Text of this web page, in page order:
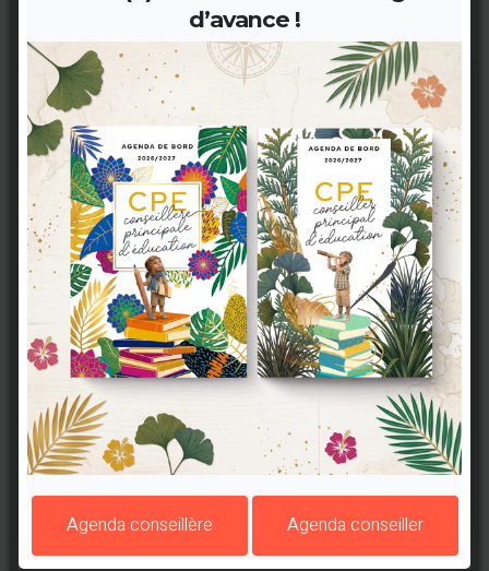
11,90 €
d’avance !
Agenda conseillère Agenda conseiller